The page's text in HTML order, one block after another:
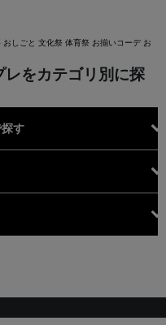
しごと 文化祭 体育祭 お揃いコーデ お